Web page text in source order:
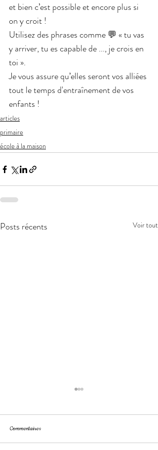
et bien c’est possible et encore plus si
on y croit !
Utilisez des phrases comme 💬 « tu vas
y arriver, tu es capable de ..., je crois en
toi ».
Je vous assure qu’elles seront vos alliées
tout le temps d'entraînement de vos
enfants !
articles
primaire
école à la maison
Posts récents Voir tout
Commentaires